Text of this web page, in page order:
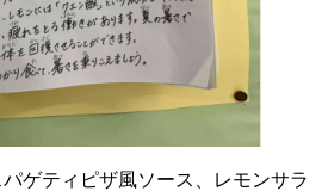
ゲティピザ風ソース、レモンサラ